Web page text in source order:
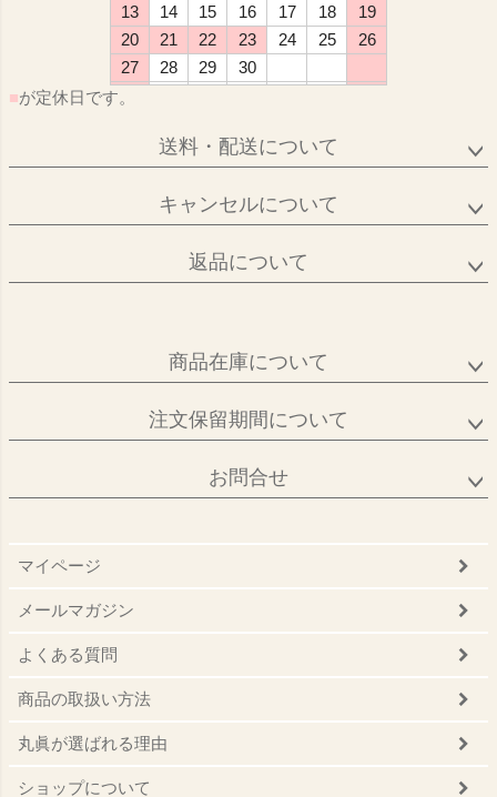
13
14 15 16 17 18
19
20
21 22 23 24 25
26
27
28 29
30
■が定休日です。
送料・配送について
キャンセルについて
返品について
商品在庫について
注文保留期間について
お問合せ
マイページ
メールマガジン
よくある質問
商品の取扱い方法
丸眞が選ばれる理由
ショップについて